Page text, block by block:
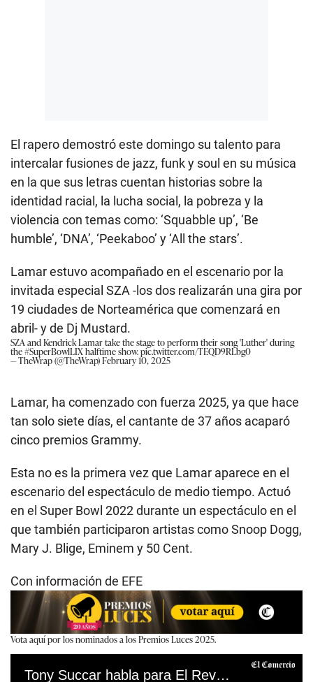
El rapero demostró este domingo su talento para
intercalar fusiones de jazz, funk y soul en su música
en la que sus letras cuentan historias sobre la
identidad racial, la lucha social, la pobreza y la
violencia con temas como: ‘Squabble up’, ‘Be
humble’, ‘DNA’, ‘Peekaboo’ y ‘All the stars’.
Lamar estuvo acompañado en el escenario por la
invitada especial SZA -los dos realizarán una gira por
19 ciudades de Norteamérica que comenzará en
abril- y de Dj Mustard.
SZA and Kendrick Lamar take the stage to perform their song 'Luther' during
the#SuperBowlLIXhalftime show.pic.twitter.com/TEQD9RLbg0
— TheWrap (@TheWrap)February 10, 2025
Lamar, ha comenzado con fuerza 2025, ya que hace
tan solo siete días, el cantante de 37 años acaparó
cinco premios Grammy.
Esta no es la primera vez que Lamar aparece en el
escenario del espectáculo de medio tiempo. Actuó
en el Super Bowl 2022 durante un espectáculo en el
que también participaron artistas como Snoop Dogg,
Mary J. Blige, Eminem y 50 Cent.
Con información de EFE
Vota aquí por los nominados a los Premios Luces 2025.
Tony Succar habla para El Reventonazo